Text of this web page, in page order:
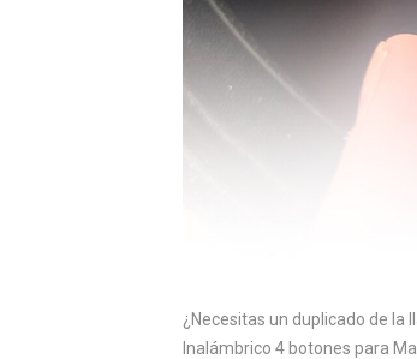
¿Necesitas un duplicado de la
Inalámbrico 4 botones para